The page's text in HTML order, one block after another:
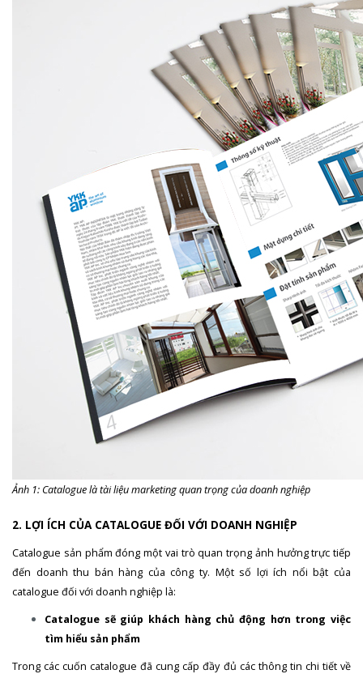
Ảnh 1: Catalogue là tài liệu marketing quan trọng của doanh nghiệp
2. LỢI ÍCH CỦA CATALOGUE ĐỐI VỚI DOANH NGHIỆP
Catalogue sản phẩm đóng một vai trò quan trọng ảnh hưởng trực tiếp
đến doanh thu bán hàng của công ty. Một số lợi ích nổi bật của
catalogue đối với doanh nghiệp là:
Catalogue sẽ giúp khách hàng chủ động hơn trong việc
tìm hiểu sản phẩm
Trong các cuốn catalogue đã cung cấp đầy đủ các thông tin chi tiết về